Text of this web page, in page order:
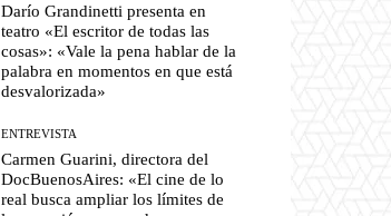
Darío Grandinetti presenta en
teatro «El escritor de todas las
cosas»: «Vale la pena hablar de la
palabra en momentos en que está
desvalorizada»
ENTREVISTA
Carmen Guarini, directora del
DocBuenosAires: «El cine de lo
real busca ampliar los límites de